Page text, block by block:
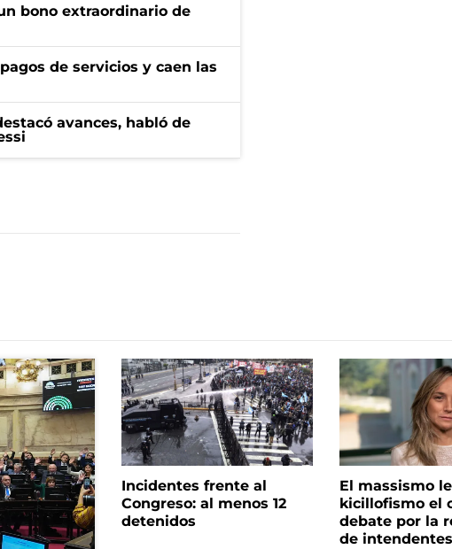
bono extraordinario de
de servicios y caen las
avances, habló de
Incidentes frente al
Congreso: al menos 12
detenidos
El massismo
kicillofismo el
debate por la
de intendentes